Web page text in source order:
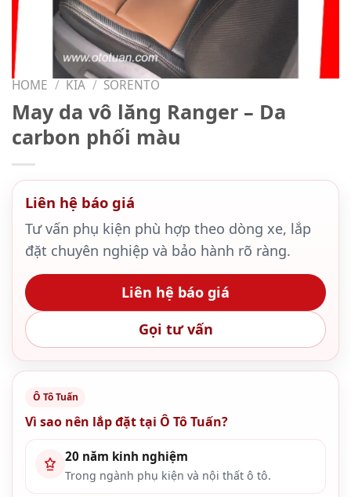
HOME / KIA / SORENTO
May da vô lăng Ranger – Da
carbon phối màu
Liên hệ báo giá
Tư vấn phụ kiện phù hợp theo dòng xe, lắp
đặt chuyên nghiệp và bảo hành rõ ràng.
Liên hệ báo giá
Gọi tư vấn
Ô Tô Tuấn
Vì sao nên lắp đặt tại Ô Tô Tuấn?
20 năm kinh nghiệm
Trong ngành phụ kiện và nội thất ô tô.